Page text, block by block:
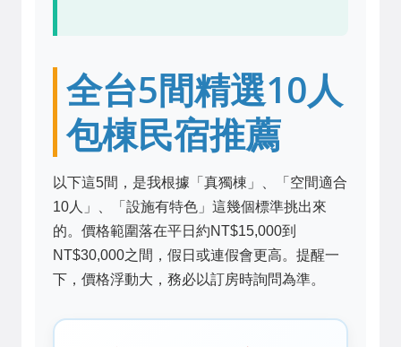
全台5間精選10人
包棟民宿推薦
以下這5間，是我根據「真獨棟」、「空間適合
10人」、「設施有特色」這幾個標準挑出來
的。價格範圍落在平日約NT$15,000到
NT$30,000之間，假日或連假會更高。提醒一
下，價格浮動大，務必以訂房時詢問為準。